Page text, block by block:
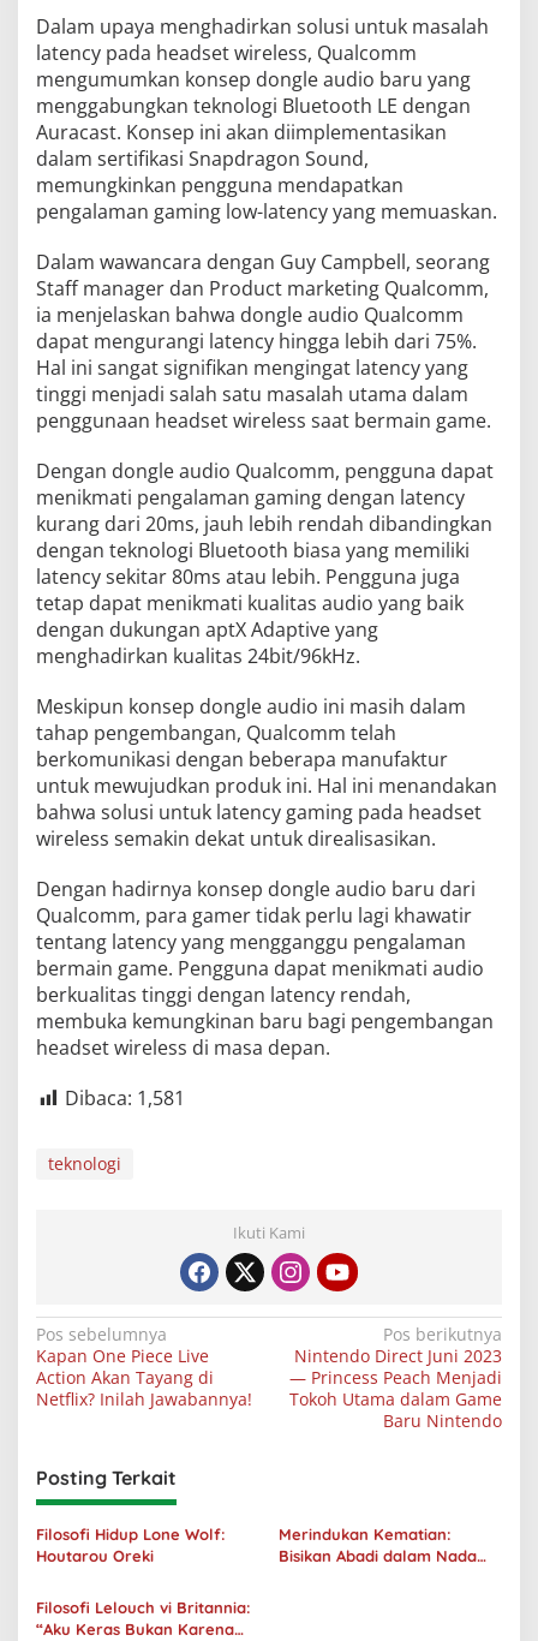
Dalam upaya menghadirkan solusi untuk masalah
latency pada headset wireless, Qualcomm
mengumumkan konsep dongle audio baru yang
menggabungkan teknologi Bluetooth LE dengan
Auracast. Konsep ini akan diimplementasikan
dalam sertifikasi Snapdragon Sound,
memungkinkan pengguna mendapatkan
pengalaman gaming low-latency yang memuaskan.
Dalam wawancara dengan Guy Campbell, seorang
Staff manager dan Product marketing Qualcomm,
ia menjelaskan bahwa dongle audio Qualcomm
dapat mengurangi latency hingga lebih dari 75%.
Hal ini sangat signifikan mengingat latency yang
tinggi menjadi salah satu masalah utama dalam
penggunaan headset wireless saat bermain game.
Dengan dongle audio Qualcomm, pengguna dapat
menikmati pengalaman gaming dengan latency
kurang dari 20ms, jauh lebih rendah dibandingkan
dengan teknologi Bluetooth biasa yang memiliki
latency sekitar 80ms atau lebih. Pengguna juga
tetap dapat menikmati kualitas audio yang baik
dengan dukungan aptX Adaptive yang
menghadirkan kualitas 24bit/96kHz.
Meskipun konsep dongle audio ini masih dalam
tahap pengembangan, Qualcomm telah
berkomunikasi dengan beberapa manufaktur
untuk mewujudkan produk ini. Hal ini menandakan
bahwa solusi untuk latency gaming pada headset
wireless semakin dekat untuk direalisasikan.
Dengan hadirnya konsep dongle audio baru dari
Qualcomm, para gamer tidak perlu lagi khawatir
tentang latency yang mengganggu pengalaman
bermain game. Pengguna dapat menikmati audio
berkualitas tinggi dengan latency rendah,
membuka kemungkinan baru bagi pengembangan
headset wireless di masa depan.
Dibaca: 1,581
teknologi
Ikuti Kami
Navigasi
pos
Pos sebelumnya
Kapan One Piece Live
Action Akan Tayang di
Netflix? Inilah Jawabannya!
Pos berikutnya
Nintendo Direct Juni 2023
— Princess Peach Menjadi
Tokoh Utama dalam Game
Baru Nintendo
Posting Terkait
Filosofi Hidup Lone Wolf:
Houtarou Oreki
Merindukan Kematian:
Bisikan Abadi dalam Nada
Filosofi Lelouch vi Britannia:
“Aku Keras Bukan Karena